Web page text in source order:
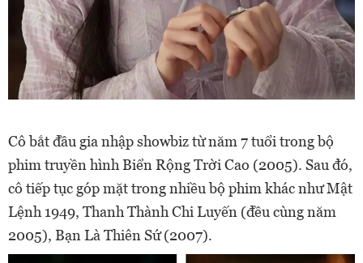
Cô bắt đầu gia nhập showbiz từ năm 7 tuổi trong bộ
phim truyền hình Biển Rộng Trời Cao (2005). Sau đó,
cô tiếp tục góp mặt trong nhiều bộ phim khác như Mật
Lệnh 1949, Thanh Thành Chi Luyến (đều cùng năm
2005), Bạn Là Thiên Sứ (2007).